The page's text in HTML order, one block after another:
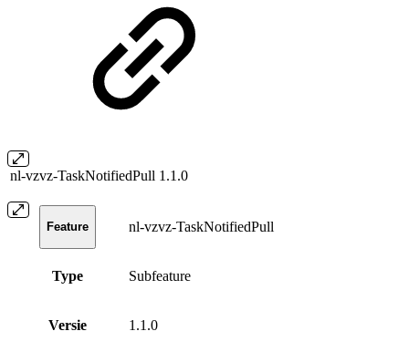
nl-vzvz-TaskNotifiedPull 1.1.0
Feature nl-vzvz-TaskNotifiedPull
Type Subfeature
Versie 1.1.0